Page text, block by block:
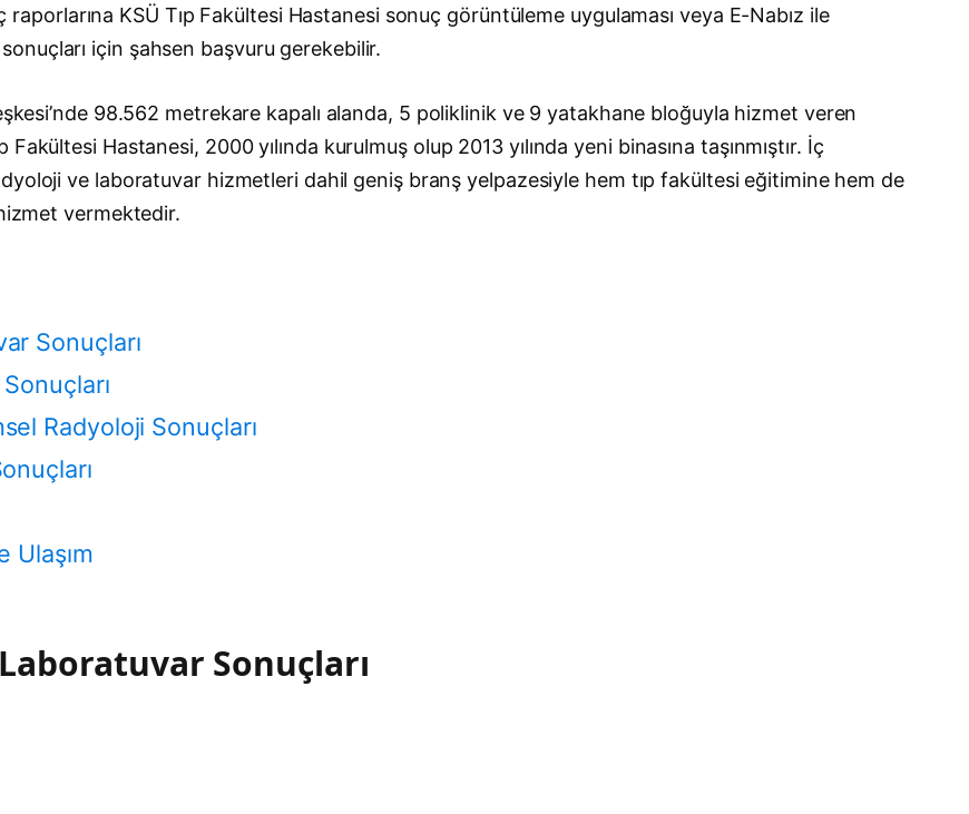
KSÜ Tıp Fakültesi Hastanesi sonuç görüntüleme uygulaması veya E-Nabız ile
için şahsen başvuru gerekebilir.
98.562 metrekare kapalı alanda, 5 poliklinik ve 9 yatakhane bloğuyla hizmet veren
Hastanesi, 2000 yılında kurulmuş olup 2013 yılında yeni binasına taşınmıştır. İç
ve laboratuvar hizmetleri dahil geniş branş yelpazesiyle hem tıp fakültesi eğitimine hem de
vermektedir.
Sonuçları
Radyoloji Sonuçları
Ulaşım
Sonuçları